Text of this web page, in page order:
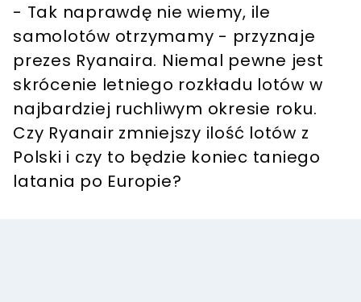
- Tak naprawdę nie wiemy, ile
samolotów otrzymamy - przyznaje
prezes Ryanaira. Niemal pewne jest
skrócenie letniego rozkładu lotów w
najbardziej ruchliwym okresie roku.
Czy Ryanair zmniejszy ilość lotów z
Polski i czy to będzie koniec taniego
latania po Europie?